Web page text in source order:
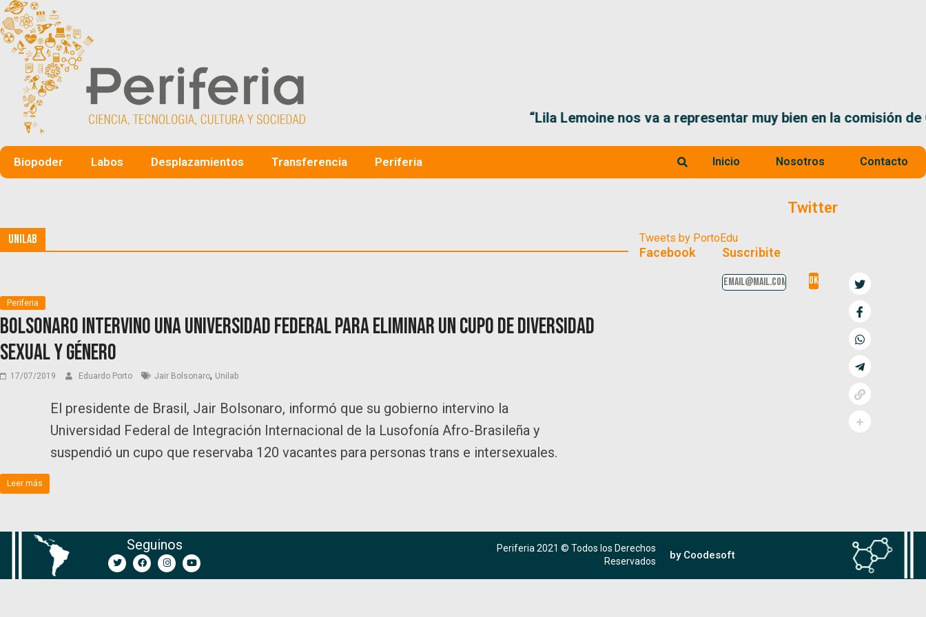
“Lila Lemoine nos va a representar muy bien en la comisión de Ciencia”, Santiago
Biopoder Labos Desplazamientos Transferencia Periferia Inicio Nosotros Contacto
Unilab
Periferia
Bolsonaro intervino una universidad federal para eliminar un cupo de diversidad
sexual y género
17/07/2019 Eduardo Porto Jair Bolsonaro, Unilab
El presidente de Brasil, Jair Bolsonaro, informó que su gobierno intervino la
Universidad Federal de Integración Internacional de la Lusofonía Afro-Brasileña y
suspendió un cupo que reservaba 120 vacantes para personas trans e intersexuales.
Leer más
Twitter
Tweets by PortoEdu
Facebook Suscribite
Seguinos
Periferia 2021 © Todos los Derechos
Reservados
by Coodesoft